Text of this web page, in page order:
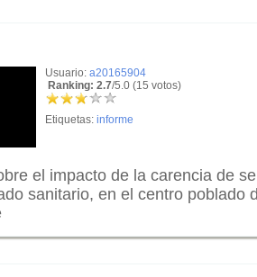
Usuario: a20165904
Ranking: 2.7/5.0 (15 votos)
Etiquetas: informe
el impacto de la carencia de
sanitario, en el centro poblado